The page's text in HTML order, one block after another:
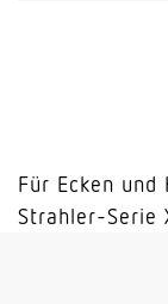
Für Ecken
Strahler-Serie